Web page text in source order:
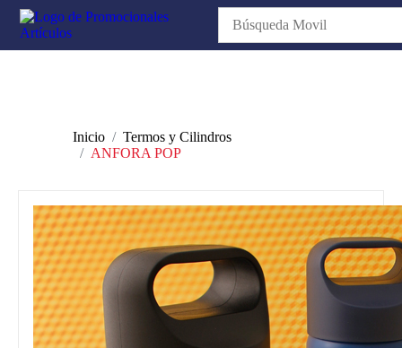
Inicio
Termos y Cilindros
ANFORA POP